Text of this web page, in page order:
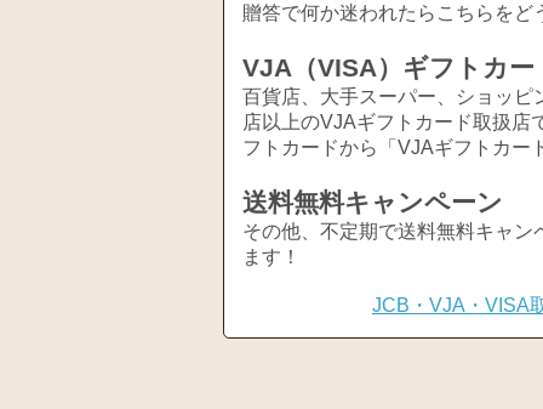
贈答で何か迷われたらこちらをど
VJA（VISA）ギフトカー
百貨店、大手スーパー、ショッ
店以上のVJAギフトカード取扱店
フトカードから「VJAギフトカー
送料無料キャンペーン
その他、不定期で送料無料キャ
ます！
JCB・VJA・VISA